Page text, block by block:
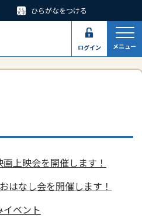
ひらがなをつける
ログイン メニュー
画上映会を開催します！
はなし会を開催します！
ベント